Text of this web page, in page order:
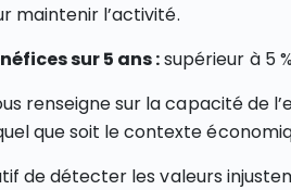
maintenir l’activité.
sur 5 ans :supérieur à 5 %
renseigne sur la capacité de
que soit le contexte
de détecter les valeurs